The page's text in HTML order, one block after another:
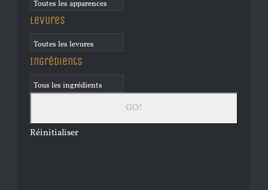
Levures
Ingrédients
Réinitialiser